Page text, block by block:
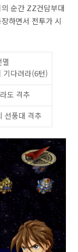
순간 ZZ건담부대
하면서 전투가 시
기다려라(6턴)
도 격추
선풍대 격추